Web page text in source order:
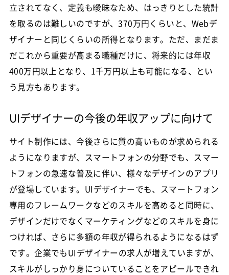
立されてなく、定義も曖昧なため、はっきりとした統計
を取るのは難しいのですが、370万円くらいと、Webデ
ザイナーと同じくらいの所得となります。ただ、まだま
だこれから重要が高まる職種だけに、将来的には年収
400万円以上となり、1千万円以上も可能になる、とい
う見方もあります。
UIデザイナーの今後の年収アップに向けて
サイト制作には、今後さらに質の高いものが求められる
ようになりますが、スマートフォンの分野でも、スマー
トフォンの急速な普及に伴い、様々なデザインのアプリ
が登場しています。UIデザイナーでも、スマートフォン
専用のフレームワークなどのスキルを高めると同時に、
デザインだけでなくマーケティングなどのスキルを身に
つければ、さらに多額の年収が得られるようになるはず
です。企業でもUIデザイナーの求人が増えていますが、
スキルがしっかり身についていることをアピールできれ